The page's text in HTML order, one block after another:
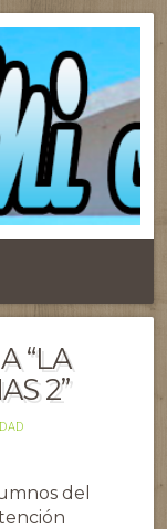
“LA
2”
del